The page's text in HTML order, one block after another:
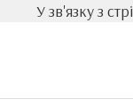
з стрімким